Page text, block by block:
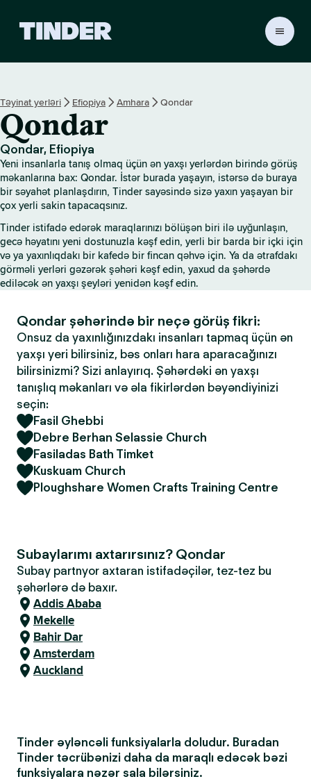
r
e
Təyinat yerləri Efiopiya Amhara Qondar
Qondar
Qondar, Efiopiya
Yeni insanlarla tanış olmaq üçün ən yaxşı yerlərdən birində görüş
məkanlarına bax: Qondar. İstər burada yaşayın, istərsə də buraya
bir səyahət planlaşdırın, Tinder sayəsində sizə yaxın yaşayan bir
çox yerli sakin tapacaqsınız.
Tinder istifadə edərək maraqlarınızı bölüşən biri ilə uyğunlaşın,
gecə həyatını yeni dostunuzla kəşf edin, yerli bir barda bir içki için
və ya yaxınlıqdakı bir kafedə bir fincan qəhvə için. Ya da ətrafdakı
görməli yerləri gəzərək şəhəri kəşf edin, yaxud da şəhərdə
ediləcək ən yaxşı şeyləri yenidən kəşf edin.
Qondar şəhərində bir neçə görüş fikri:
Onsuz da yaxınlığınızdakı insanları tapmaq üçün ən
yaxşı yeri bilirsiniz, bəs onları hara aparacağınızı
bilirsinizmi? Sizi anlayırıq. Şəhərdəki ən yaxşı
tanışlıq məkanları və əla fikirlərdən bəyəndiyinizi
seçin:
Fasil Ghebbi
Debre Berhan Selassie Church
Fasiladas Bath Timket
Kuskuam Church
Ploughshare Women Crafts Training Centre
Subaylarımı axtarırsınız? Qondar
Subay partnyor axtaran istifadəçilər, tez-tez bu
şəhərlərə də baxır.
Addis Ababa
Mekelle
Bahir Dar
Amsterdam
Auckland
Tinder əyləncəli funksiyalarla doludur. Buradan
Tinder təcrübənizi daha da maraqlı edəcək bəzi
funksiyalara nəzər sala bilərsiniz.